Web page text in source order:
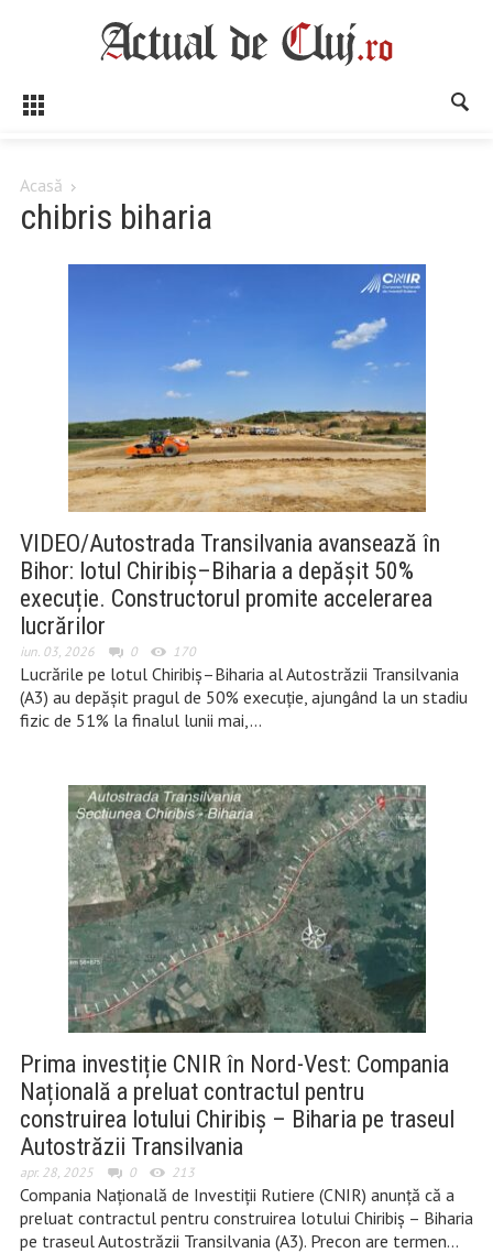
Acasă
chibris biharia
VIDEO/Autostrada Transilvania avansează în
Bihor: lotul Chiribiș–Biharia a depășit 50%
execuție. Constructorul promite accelerarea
lucrărilor
iun. 03, 2026 0 170
Lucrările pe lotul Chiribiș–Biharia al Autostrăzii Transilvania
(A3) au depășit pragul de 50% execuție, ajungând la un stadiu
fizic de 51% la finalul lunii mai,…
Prima investiție CNIR în Nord-Vest: Compania
Națională a preluat contractul pentru
construirea lotului Chiribiș – Biharia pe traseul
Autostrăzii Transilvania
apr. 28, 2025 0 213
Compania Națională de Investiții Rutiere (CNIR) anunță că a
preluat contractul pentru construirea lotului Chiribiș – Biharia
pe traseul Autostrăzii Transilvania (A3). Precon are termen…